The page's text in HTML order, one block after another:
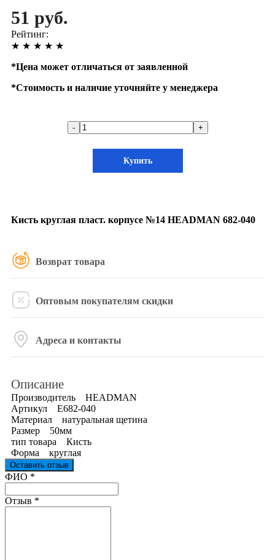
51 руб.
Рейтинг:
★ ★ ★ ★ ★
*Цена может отличаться от заявленной
*Стоимость и наличие уточняйте у менеджера
- +
Купить
Кисть круглая пласт. корпусе №14 HEADMAN 682-040
Возврат товара
Оптовым покупателям скидки
Адреса и контакты
Описание
Производитель HEADMAN
Артикул Е682-040
Материал натуральная щетина
Размер 50мм
тип товара Кисть
Форма круглая
Оставить отзыв
Ваш отзыв был отправлен!
ФИО *
Отзыв *